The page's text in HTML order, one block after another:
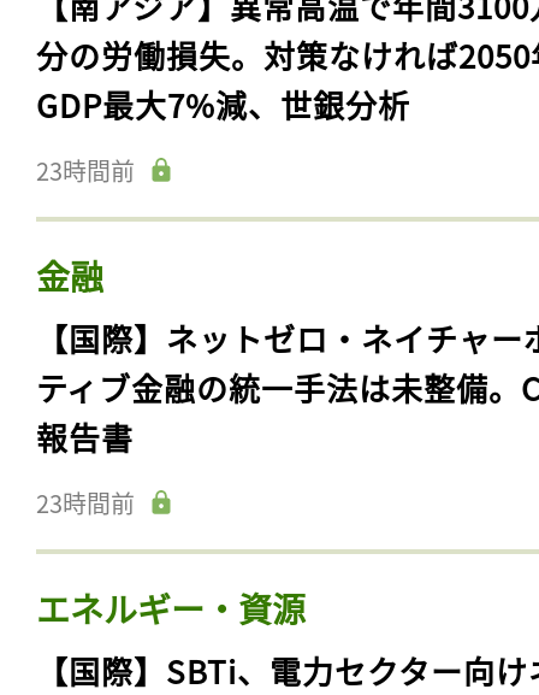
分の労働損失。対策なければ
GDP最大7%減、世銀分析
23時間前
金融
【国際】ネットゼロ・ネイチャー
ティブ金融の統一手法は未整備。
報告書
23時間前
エネルギー・資源
【国際】SBTi、電力セクター向